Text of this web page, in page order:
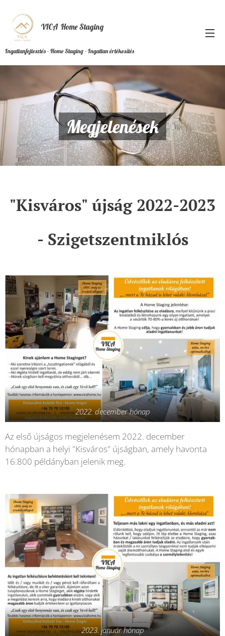
VICA Home Staging
Ingatlanfejlesztés - Home Staging - Ingatlan értékesítés
Megjelenések
"Kisváros" újság 2022-2023
- Szigetszentmiklós
2022. december hónap
Az első újságos megjelenésem 2022. december
hónapban a helyi "Kisváros" újságban, amely havonta
16.800 példányban jelenik meg.
2023. január hónap